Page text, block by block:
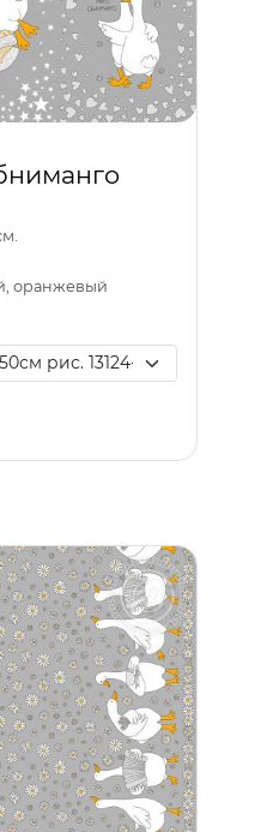
оранжевый